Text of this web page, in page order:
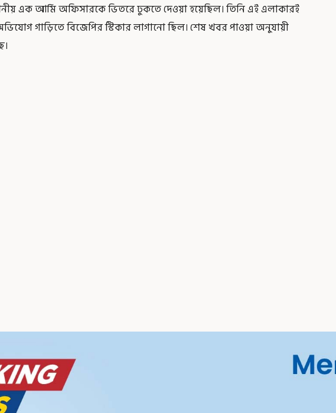
এক আর্মি অফিসারকে ভিতরে ঢুকতে দেওয়া হয়েছিল। তিনি এই এলাকারই
গাড়িতে বিজেপির স্টিকার লাগানো ছিল। শেষ খবর পাওয়া অনুযায়ী